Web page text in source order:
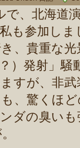
、北海道演
も参加し
、貴重な
）発射」
すが、非
、驚くほ
ダの臭い